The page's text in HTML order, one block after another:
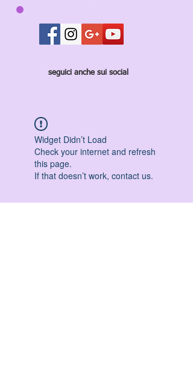
seguici anche sui social
Widget Didn’t Load
Check your internet and refresh
this page.
If that doesn’t work, contact us.